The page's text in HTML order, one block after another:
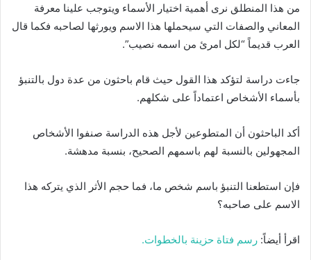
من هذا المنطلق نرى أهمية اختيار الأسماء ويتوجب علينا معرفة
المعاني والصفات التي سيحملها هذا الاسم ويورثها لصاحبه فكما قال
العرب قديماً “لكل امرئ من اسمه نصيب”.
جاءت دراسة لتؤكد هذا القول حيث قام باحثون من عدة دول بالتنبؤ
بأسماء الأشخاص اعتماداً على شكلهم.
أكد الباحثون أن المتطوعين لأجل هذه الدراسة صنفوا الأشخاص
المجهولين بالنسبة لهم باسمهم الصحيح، بنسبة مدهشة.
فإن استطعنا التنبؤ باسم شخص ما، فما حجم الأثر الذي يتركه هذا
الاسم على صاحبه؟
اقرأ أيضاً: رسم فتاة حزينة بالخطوات.